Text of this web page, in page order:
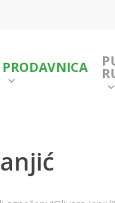
PRODAVNICA